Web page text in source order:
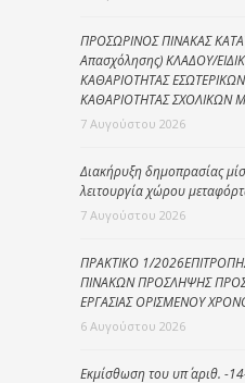
ΠΡΟΣΩΡΙΝΟΣ ΠΙΝΑΚΑΣ
Απασχόλησης) ΚΛΑΔΟΥ/
ΚΑΘΑΡΙΟΤΗΤΑΣ
ΚΑΘΑΡΙΟΤΗΤΑΣ ΣΧΟΛΙΚΩΝ
7 Αυγούστου 2026
Διακήρυξη δημοπρασίας
λειτουργία χώρου
7 Αυγούστου 2026
ΠΡΑΚΤΙΚΟ 1/
ΠΙΝΑΚΩΝ ΠΡΟΣΛΗΨΗΣ
ΕΡΓΑΣΙΑΣ ΟΡΙΣΜΕΝΟΥ
6 Αυγούστου 2026
Εκμίσθωση του υπ΄ αριθ. -